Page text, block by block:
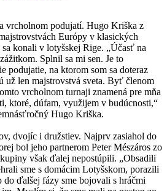
vrcholnom podujatí. Hugo Kriška z
Európy v klasických
konali v lotyšskej Rige. „Účasť na
Splnil sa mi sen. Je to
podujatie, na ktorom som sa doteraz
už len majstrovstvá sveta. Byť členom
vrcholnom turnaji znamená pre mňa
ktoré, dúfam, využijem v budúcnosti,“
Hugo Kriška.
dvojíc i družstiev. Najprv zasiahol do
bol jeho partnerom Peter Mészáros zo
však ďalej nepostúpili. „Obsadili
sme s domácim Lotyšskom, porazili
do ďalšej fázy sme bojovali s hráčmi